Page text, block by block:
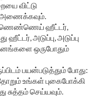
விட்டு
அணைக்கவும்.
ஹீட்டர்,
ஹீட்டர், அடுப்பு, அடுப்பு
ஒருபோதும்
பயன்படுத்தும் போது:
உங்கள் புகைபோக்கி
சுத்தம் செய்யவும்.